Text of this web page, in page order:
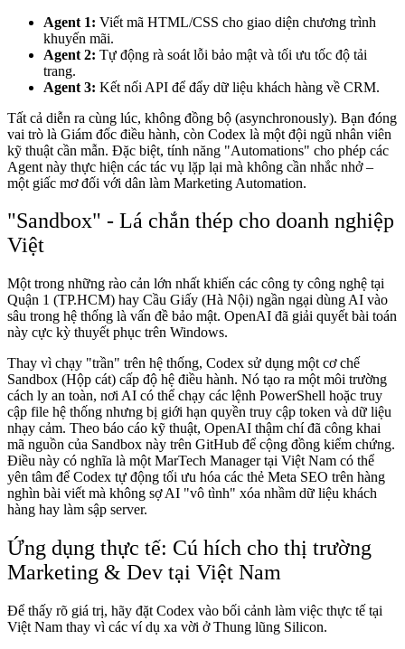
Agent 1: Viết mã HTML/CSS cho giao diện chương trình
khuyến mãi.
Agent 2: Tự động rà soát lỗi bảo mật và tối ưu tốc độ tải
trang.
Agent 3: Kết nối API để đẩy dữ liệu khách hàng về CRM.
Tất cả diễn ra cùng lúc, không đồng bộ (asynchronously). Bạn đóng
vai trò là Giám đốc điều hành, còn Codex là một đội ngũ nhân viên
kỹ thuật cần mẫn. Đặc biệt, tính năng "Automations" cho phép các
Agent này thực hiện các tác vụ lặp lại mà không cần nhắc nhở –
một giấc mơ đối với dân làm Marketing Automation.
"Sandbox" - Lá chắn thép cho doanh nghiệp
Việt
Một trong những rào cản lớn nhất khiến các công ty công nghệ tại
Quận 1 (TP.HCM) hay Cầu Giấy (Hà Nội) ngần ngại dùng AI vào
sâu trong hệ thống là vấn đề bảo mật. OpenAI đã giải quyết bài toán
này cực kỳ thuyết phục trên Windows.
Thay vì chạy "trần" trên hệ thống, Codex sử dụng một cơ chế
Sandbox (Hộp cát) cấp độ hệ điều hành. Nó tạo ra một môi trường
cách ly an toàn, nơi AI có thể chạy các lệnh PowerShell hoặc truy
cập file hệ thống nhưng bị giới hạn quyền truy cập token và dữ liệu
nhạy cảm. Theo báo cáo kỹ thuật, OpenAI thậm chí đã công khai
mã nguồn của Sandbox này trên GitHub để cộng đồng kiểm chứng.
Điều này có nghĩa là một MarTech Manager tại Việt Nam có thể
yên tâm để Codex tự động tối ưu hóa các thẻ Meta SEO trên hàng
nghìn bài viết mà không sợ AI "vô tình" xóa nhầm dữ liệu khách
hàng hay làm sập server.
Ứng dụng thực tế: Cú hích cho thị trường
Marketing & Dev tại Việt Nam
Để thấy rõ giá trị, hãy đặt Codex vào bối cảnh làm việc thực tế tại
Việt Nam thay vì các ví dụ xa vời ở Thung lũng Silicon.